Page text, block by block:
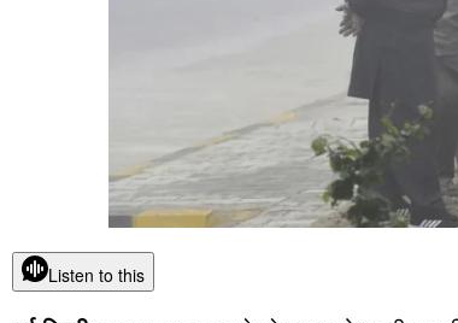
Listen to this